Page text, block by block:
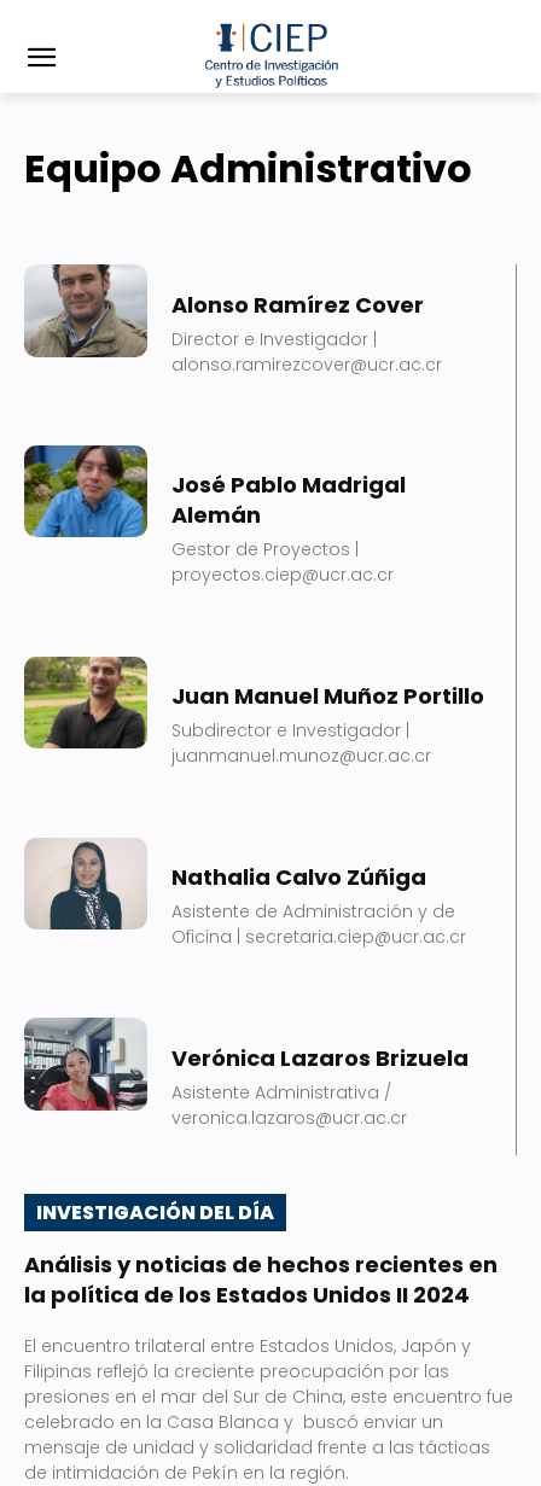
Equipo Administrativo
Alonso Ramírez Cover
Director e Investigador |
alonso.ramirezcover@ucr.ac.cr
José Pablo Madrigal
Alemán
Gestor de Proyectos |
proyectos.ciep@ucr.ac.cr
Juan Manuel Muñoz Portillo
Subdirector e Investigador |
juanmanuel.munoz@ucr.ac.cr
Nathalia Calvo Zúñiga
Asistente de Administración y de
Oficina | secretaria.ciep@ucr.ac.cr
Verónica Lazaros Brizuela
Asistente Administrativa /
veronica.lazaros@ucr.ac.cr
INVESTIGACIÓN DEL DÍA
Análisis y noticias de hechos recientes en
la política de los Estados Unidos II 2024
El encuentro trilateral entre Estados Unidos, Japón y
Filipinas reflejó la creciente preocupación por las
presiones en el mar del Sur de China, este encuentro fue
celebrado en la Casa Blanca y buscó enviar un
mensaje de unidad y solidaridad frente a las tácticas
de intimidación de Pekín en la región.